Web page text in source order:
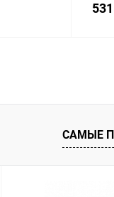
САМЫЕ